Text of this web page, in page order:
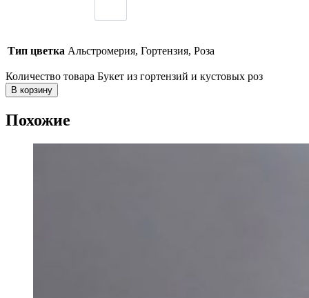
Тип цветка Альстромерия, Гортензия, Роза
Количество товара Букет из гортензий и кустовых роз
В корзину
Похожие